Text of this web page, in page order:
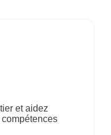
et aidez
compétences